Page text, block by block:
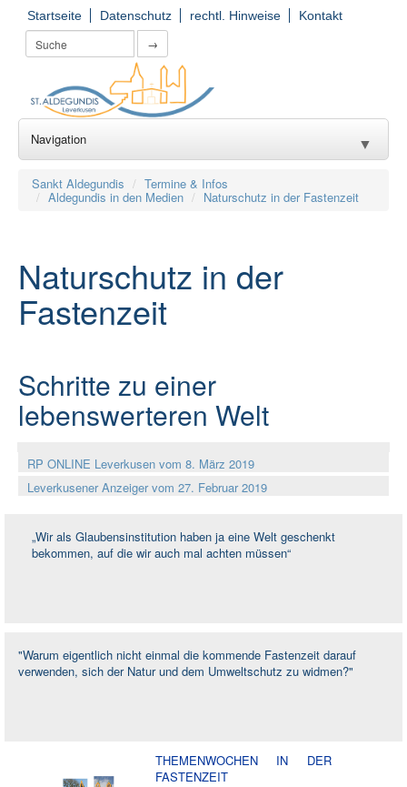
Startseite Datenschutz rechtl. Hinweise Kontakt
→
Navigation ▼
Wir für Sie
Gemeinde(er)leben
Rat und Hilfe
Aktuelles
Sankt Aldegundis Termine & Infos
Aldegundis in den Medien Naturschutz in der Fastenzeit
Naturschutz in der
Fastenzeit
Schritte zu einer
lebenswerteren Welt
RP ONLINE Leverkusen vom 8. März 2019
Leverkusener Anzeiger vom 27. Februar 2019
„Wir als Glaubensinstitution haben ja eine Welt geschenkt
bekommen, auf die wir auch mal achten müssen“
"Warum eigentlich nicht einmal die kommende Fastenzeit darauf
verwenden, sich der Natur und dem Umweltschutz zu widmen?"
THEMENWOCHEN IN DER
FASTENZEIT